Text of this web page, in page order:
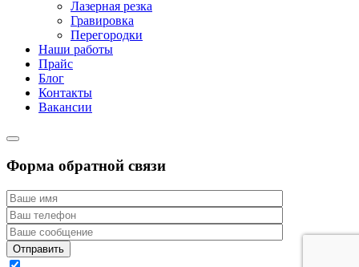
Лазерная резка
Гравировка
Перегородки
Наши работы
Прайс
Блог
Контакты
Вакансии
Форма обратной связи